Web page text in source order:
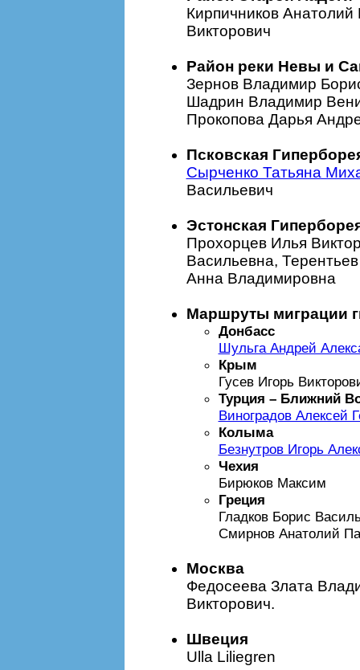
Кирпичников
Викторович
Район реки Невы и
Зернов Владимир
Шадрин Владимир
Прокопова Дарья
Псковская
Сырченко Татьяна
Васильевич
Эстонская
Прохорцев Илья
Васильевна,
Анна Владимировна
Маршруты миграции
Донбасс
Шульга Андрей
Крым
Гусев Игорь
Турция – Ближний
Виноградов Алексей
Колыма
Безнутров Игорь
Чехия
Бирюков Максим
Греция
Гладков Борис
Смирнов Анатолий
Москва
Федосеева Злата
Викторович.
Швеция
Ulla Liliegren